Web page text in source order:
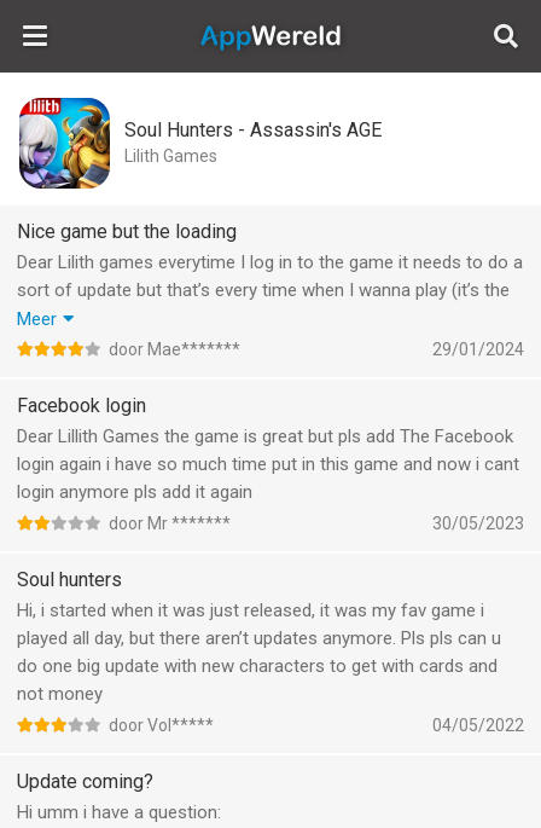
AppWereld
Soul Hunters - Assassin's AGE
Lilith Games
Nice game but the loading
Dear Lilith games everytime I log in to the game it needs to do a
sort of update but that’s every time when I wanna play (it’s the
Christmas loading screen) and it takes a couple of minutes to
log in and that is very annoying, pls fix this.
Meer
door Mae******* 29/01/2024
Facebook login
Dear Lillith Games the game is great but pls add The Facebook
login again i have so much time put in this game and now i cant
login anymore pls add it again
door Mr ******* 30/05/2023
Soul hunters
Hi, i started when it was just released, it was my fav game i
played all day, but there aren’t updates anymore. Pls pls can u
do one big update with new characters to get with cards and
not money
door Vol***** 04/05/2022
Update coming?
Hi umm i have a question: